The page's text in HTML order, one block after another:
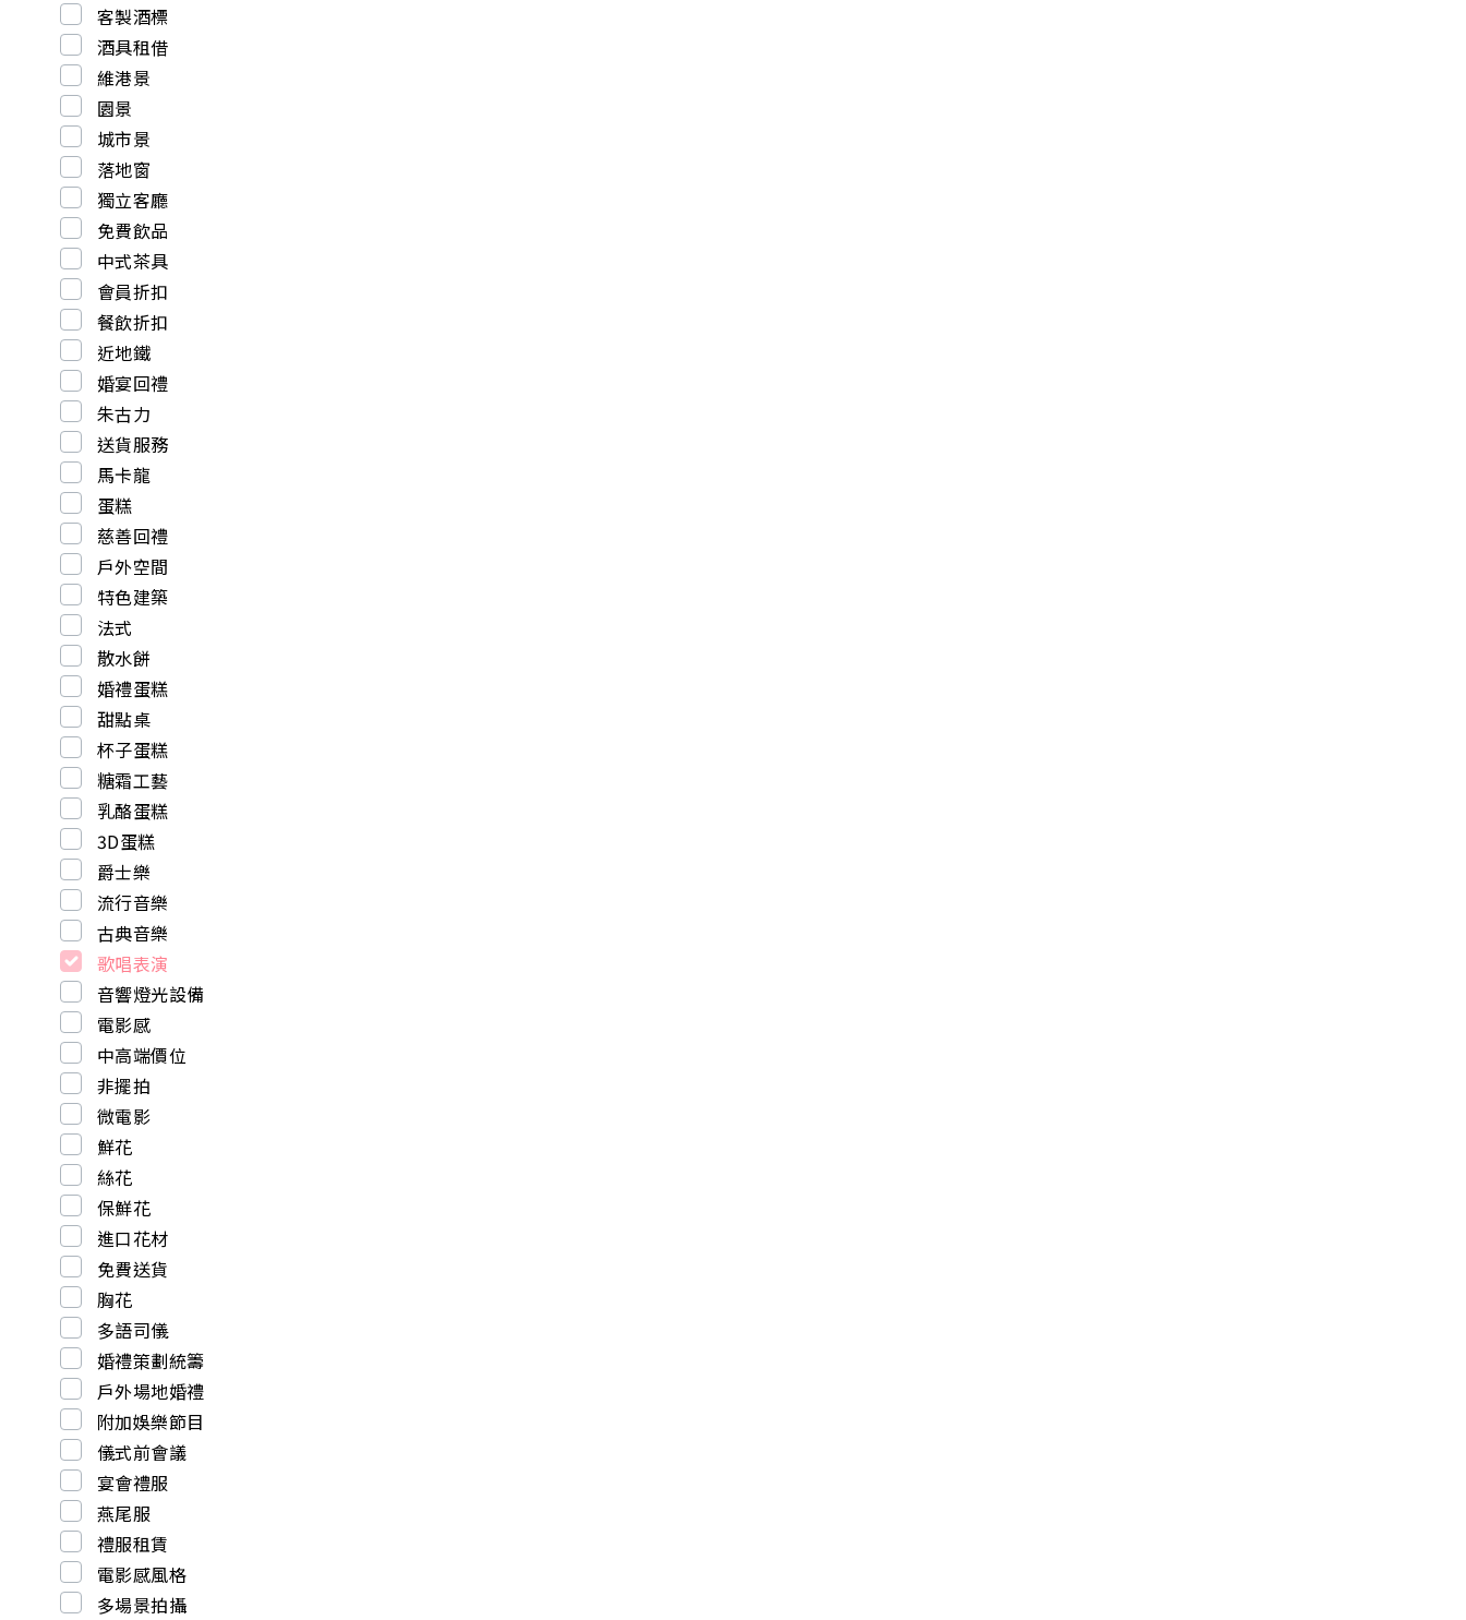
客製酒標
酒具租借
維港景
園景
城市景
落地窗
獨立客廳
免費飲品
中式茶具
會員折扣
餐飲折扣
近地鐵
婚宴回禮
朱古力
送貨服務
馬卡龍
蛋糕
慈善回禮
戶外空間
特色建築
法式
散水餅
婚禮蛋糕
甜點桌
杯子蛋糕
糖霜工藝
乳酪蛋糕
3D蛋糕
爵士樂
流行音樂
古典音樂
歌唱表演
音響燈光設備
電影感
中高端價位
非擺拍
微電影
鮮花
絲花
保鮮花
進口花材
免費送貨
胸花
多語司儀
婚禮策劃統籌
戶外場地婚禮
附加娛樂節目
儀式前會議
宴會禮服
燕尾服
禮服租賃
電影感風格
多場景拍攝